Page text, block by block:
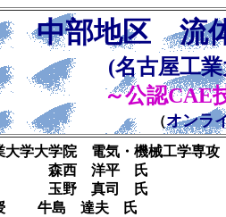
中部地区 流
(名古屋工
～公認CAE
（オンラ
大学大学院 電気・機械工学専
森西 洋平 氏
野 真司 氏
牛島 達夫 氏